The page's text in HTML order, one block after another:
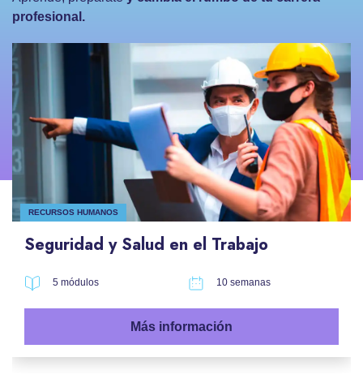
profesional.
RECURSOS HUMANOS
Seguridad y Salud en el Trabajo
5 módulos 10 semanas
Más información